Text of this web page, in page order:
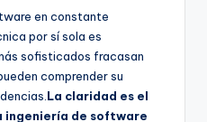
en constante
por sí sola es
sofisticados fracasan
comprender su
La claridad es el
ingeniería de software